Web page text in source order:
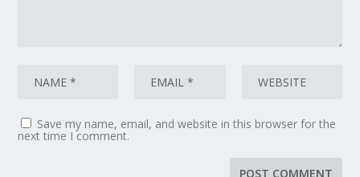
Save my name, email, and website in this browser for the
next time I comment.